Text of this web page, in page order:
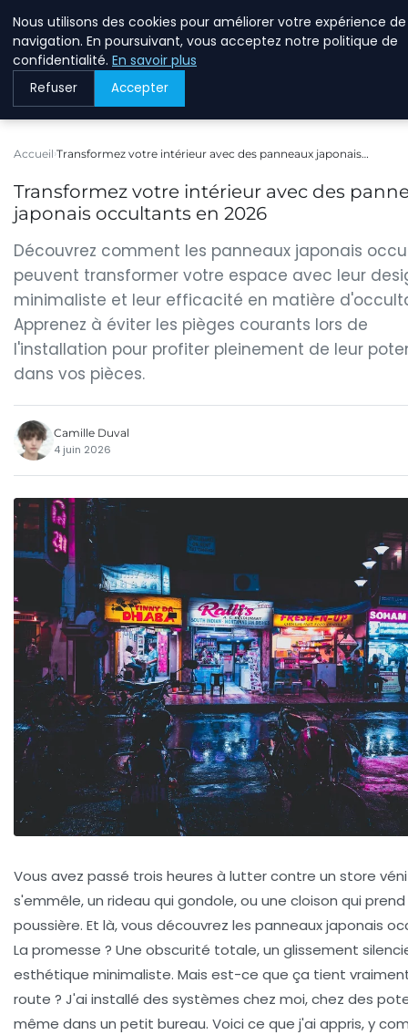
BREIGHAWAY
Accueil Transformez votre intérieur avec des panneaux japonais…
Transformez votre intérieur avec des
japonais occultants en 2026
Découvrez comment les panneaux japonais
peuvent transformer votre espace avec leur
minimaliste et leur efficacité en matière
Apprenez à éviter les pièges courants lors de
l'installation pour profiter pleinement de leur
dans vos pièces.
Camille Duval
4 juin 2026
Vous avez passé trois heures à lutter contre un store
s'emmêle, un rideau qui gondole, ou une cloison qui
poussière. Et là, vous découvrez les panneaux japonais
La promesse ? Une obscurité totale, un glissement
esthétique minimaliste. Mais est-ce que ça tient
route ? J'ai installé des systèmes chez moi, chez des
même dans un petit bureau. Voici ce que j'ai appris, y
Nous utilisons des cookies pour améliorer votre expérience de
navigation. En poursuivant, vous acceptez notre politique de
confidentialité. En savoir plus
Refuser Accepter